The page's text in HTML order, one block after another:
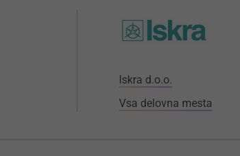
Iskra d.o.o.
Vsa delovna mesta